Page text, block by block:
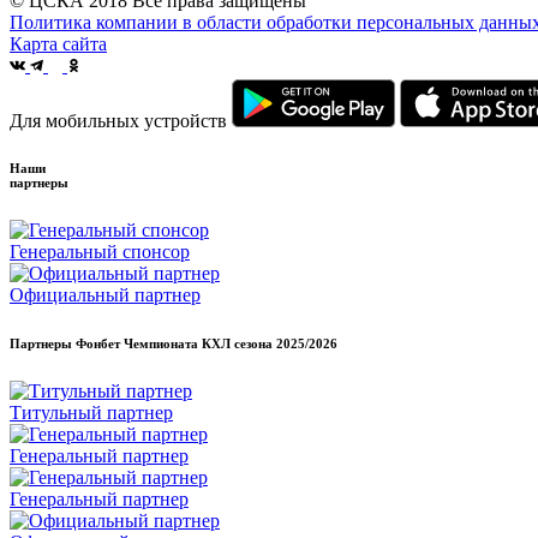
Политика компании в области обработки персональных
Карта сайта
Для мобильных устройств
Наши
партнеры
Генеральный спонсор
Официальный партнер
Партнеры Фонбет Чемпионата КХЛ сезона 2025/2026
Титульный партнер
Генеральный партнер
Генеральный партнер